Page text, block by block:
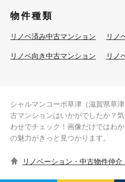
物件種類
リノベ済み中古マンション リノ
リノベ向き中古マンション リノ
シャルマンコーポ草津（滋賀県草
古マンションはいかがでしたか？
わせでチェック！画像だけではわ
の魅力がきっと見つかります。
リノベーション・中古物件仲